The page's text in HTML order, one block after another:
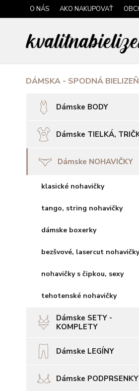
O NÁS AKO NAKUPOVAŤ
DÁMSKA - SPODNÁ BIELIZEŇ
Dámske BODY
Dámske TIELKÁ,
Dámske NOHAVIČKY
klasické nohavičky
tango, string nohavičky
dámske boxerky
bezšvové, lasercut nohavičky
nohavičky s čipkou, sexy
tehotenské nohavičky
Dámske SETY -
KOMPLETY
Dámske LEGÍNY
Dámske PODPRSENKY